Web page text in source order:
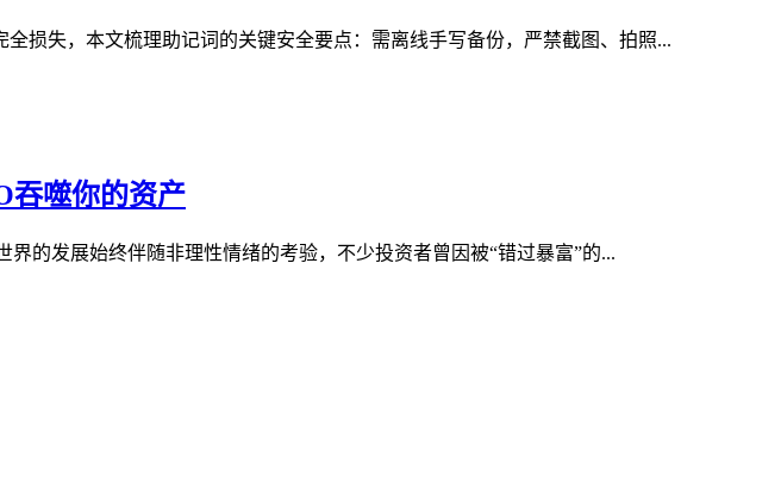
损失，本文梳理助记词的关键安全要点：需离线手写备份，严禁截图、拍照...
吞噬你的资产
的发展始终伴随非理性情绪的考验，不少投资者曾因被“错过暴富”的...